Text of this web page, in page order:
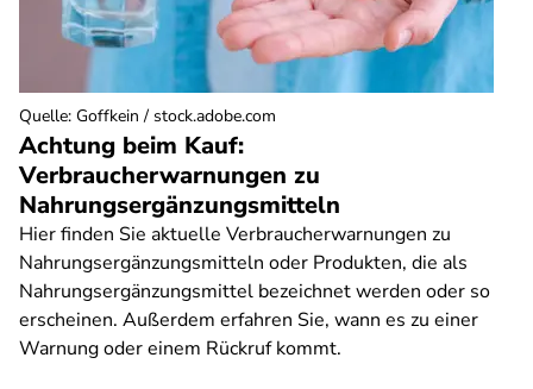
Achtung beim Kauf:
Verbraucherwarnungen zu
Nahrungsergänzungsmitteln
Hier finden Sie aktuelle Verbraucherwarnungen zu
Nahrungsergänzungsmitteln oder Produkten, die als
Nahrungsergänzungsmittel bezeichnet werden oder so
erscheinen. Außerdem erfahren Sie, wann es zu einer
Warnung oder einem Rückruf kommt.
Quelle: Goffkein / stock.adobe.com